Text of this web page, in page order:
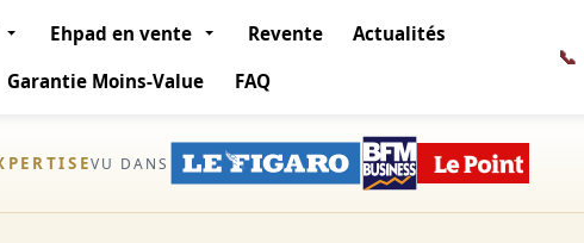
Ehpad en vente Revente
Actualités
Garantie Moins-Value
FAQ
📞
VU DANS